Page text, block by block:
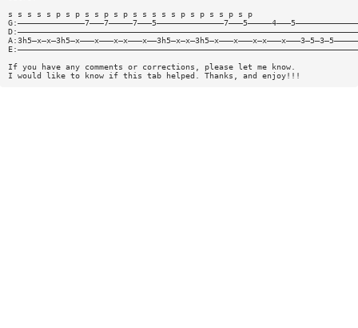
s s s s s p s p s s p s p s s s s s p s p s s p s p
If you have any comments or corrections, please let me know.
I would like to know if this tab helped. Thanks, and enjoy!!!